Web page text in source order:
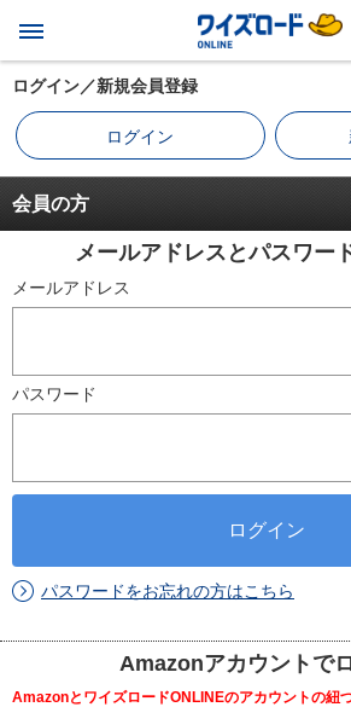
ログイン／新規会員登録
ログイン
会員の方
メールアドレスとパスワー
メールアドレス
パスワード
パスワードをお忘れの方はこちら
Amazonアカウントで
AmazonとワイズロードONLINEのアカウントの紐